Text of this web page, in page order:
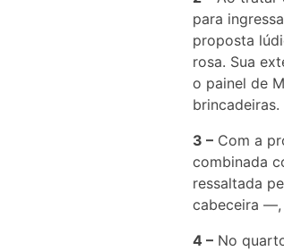
para
proposta
rosa. Sua
o painel de
brincadeiras.
3 – Com a
combinada
ressaltada
cabeceira —,
4 – No